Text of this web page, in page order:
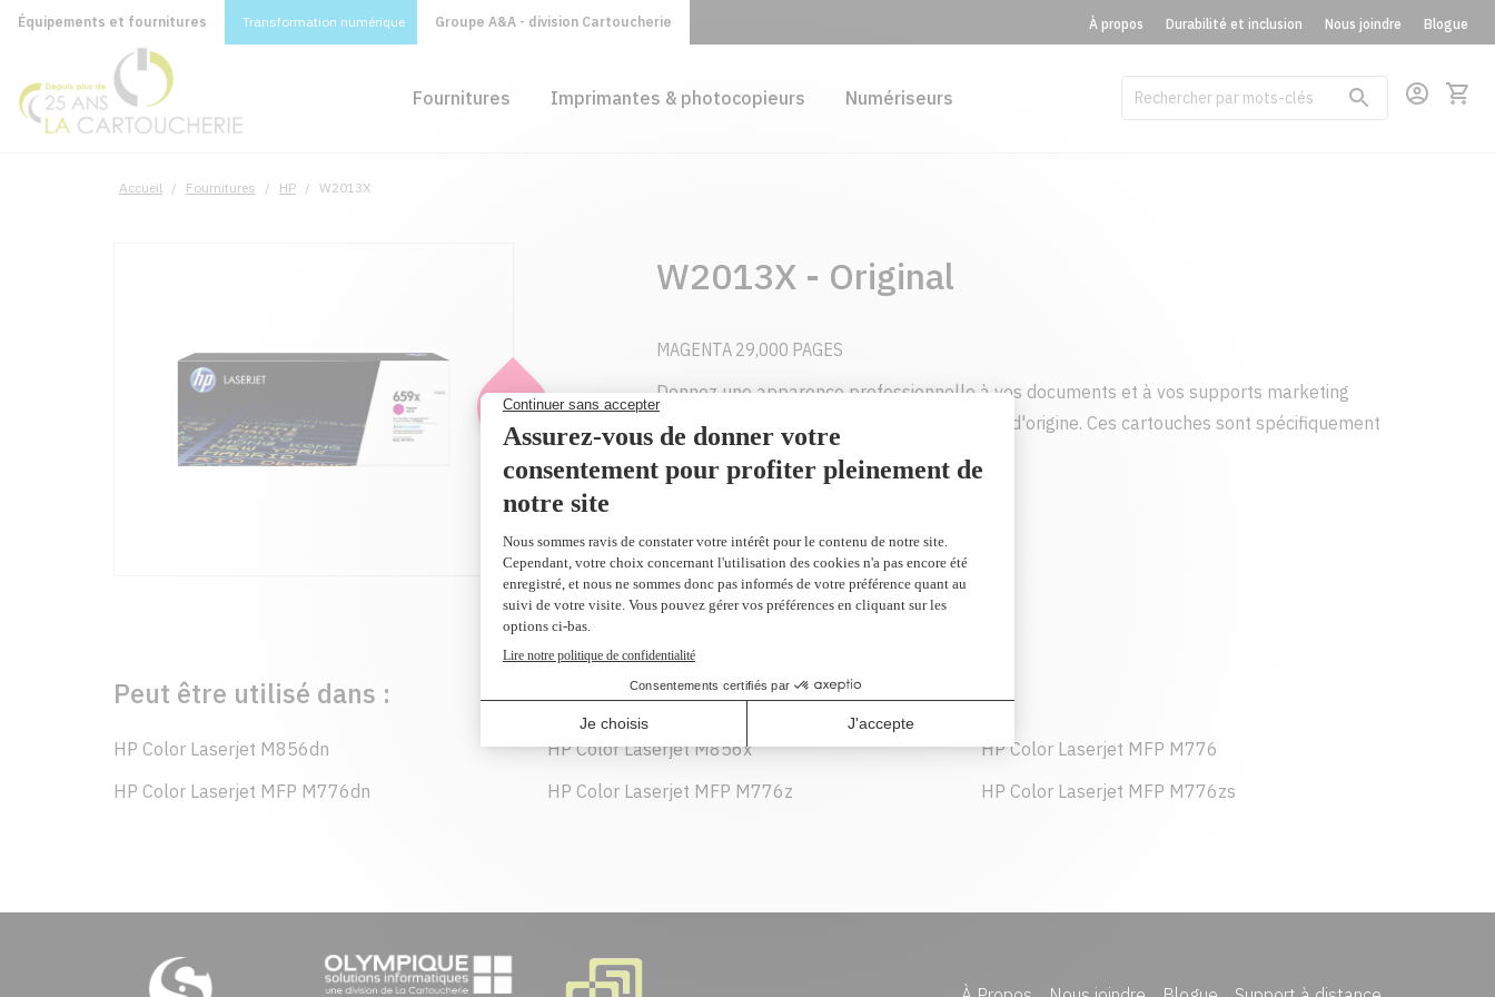
Équipements et fournitures Transformation numérique Groupe A&A - division Cartoucherie À propos Durabilité et inclusion Nous joindre Blogue
Fournitures Imprimantes & photocopieurs Numériseurs
Accueil / Fournitures / HP / W2013X
W2013X - Original
MAGENTA 29,000 PAGES
Donnez une apparence professionnelle à vos documents et à vos supports marketing
grâce aux cartouches de toner HP LaserJet d'origine. Ces cartouches sont spécifiquement
conçues pour votre imprimante.
AJOUTER AU PANIER
Peut être utilisé dans :
HP Color Laserjet M856dn HP Color Laserjet M856x
HP Color Laserjet MFP M776
HP Color Laserjet MFP M776dn
HP Color Laserjet MFP M776z HP Color Laserjet MFP M776zs